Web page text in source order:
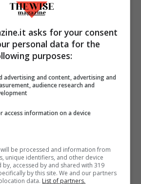
di esserlo, ha
prefisso telefonico e non
niente.A questo
chiedersi cosa votano
onnipresenti sul web ma
reale, che pur di sinistra
cento?
Pd di destra è ormai una
che bisogna dire per
asks for your consent
personal data for the
purposes:
advertising and content, advertising and
audience research and
access information on a device
be processed and information from
unique identifiers, and other device
by, accessed by and shared with 319
by this site. We and our partners
data. List of partners.